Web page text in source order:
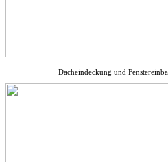
Dacheindeckung und